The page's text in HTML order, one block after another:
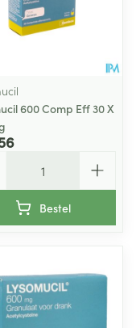
600 Comp Eff 30 X
Bestel